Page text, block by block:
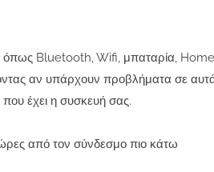
όπως Bluetooth, Wifi, μπαταρία,
αν υπάρχουν προβλήματα σε
έχει η συσκευή σας.
από τον σύνδεσμο πιο κάτω